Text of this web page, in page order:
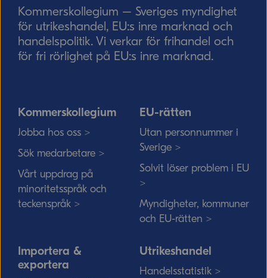
Kommerskollegium – Sveriges myndighet
för utrikeshandel, EU:s inre marknad och
handelspolitik. Vi verkar för frihandel och
för fri rörlighet på EU:s inre marknad.
Kommerskollegium
Jobba hos oss >
Sök medarbetare >
Vårt uppdrag på
minoritetsspråk och
teckenspråk >
EU-rätten
Utan personnummer i
Sverige >
Solvit löser problem i EU
>
Myndigheter, kommuner
och EU-rätten >
Importera &
exportera
Utrikeshandel
Handelsstatistik >